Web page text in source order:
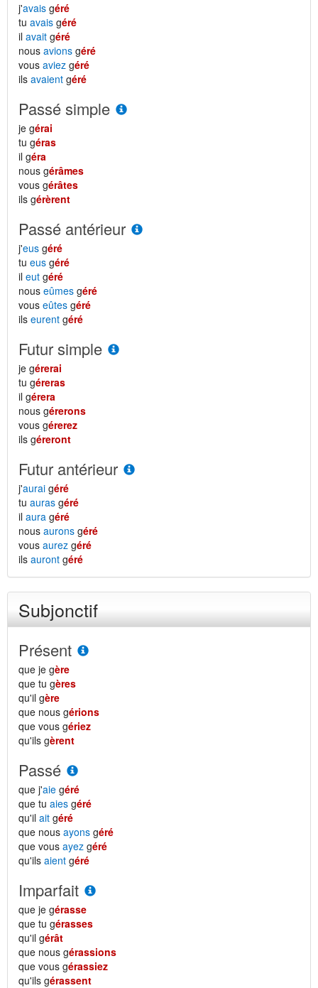
j'avais géré
tu avais géré
il avait géré
nous avions géré
vous aviez géré
ils avaient géré
Passé simple
je gérai
tu géras
il géra
nous gérâmes
vous gérâtes
ils gérèrent
Passé antérieur
j'eus géré
tu eus géré
il eut géré
nous eûmes géré
vous eûtes géré
ils eurent géré
Futur simple
je gérerai
tu géreras
il gérera
nous gérerons
vous gérerez
ils géreront
Futur antérieur
j'aurai géré
tu auras géré
il aura géré
nous aurons géré
vous aurez géré
ils auront géré
Subjonctif
Présent
que je gère
que tu gères
qu'il gère
que nous gérions
que vous gériez
qu'ils gèrent
Passé
que j'aie géré
que tu aies géré
qu'il ait géré
que nous ayons géré
que vous ayez géré
qu'ils aient géré
Imparfait
que je gérasse
que tu gérasses
qu'il gérât
que nous gérassions
que vous gérassiez
qu'ils gérassent